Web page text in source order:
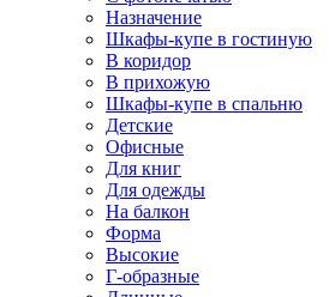
Назначение
Шкафы-купе в гостиную
В коридор
В прихожую
Шкафы-купе в спальню
Детские
Офисные
Для книг
Для одежды
На балкон
Форма
Высокие
Г-образные